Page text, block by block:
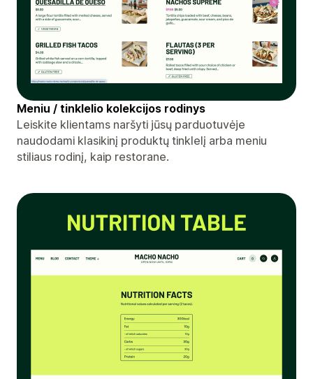
Meniu / tinklelio kolekcijos rodinys
Leiskite klientams naršyti jūsų parduotuvėje
naudodami klasikinį produktų tinklelį arba meniu
stiliaus rodinį, kaip restorane.